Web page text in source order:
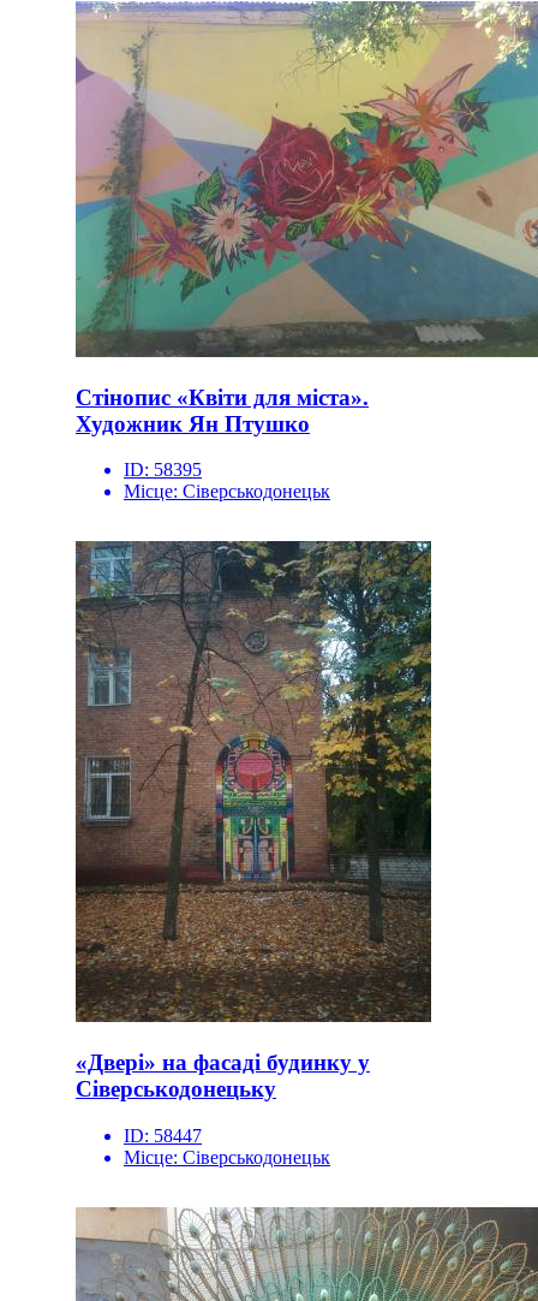
Стінопис «Квіти для міста».
Художник Ян Птушко
ID: 58395
Місце: Сіверськодонецьк
«Двері» на фасаді будинку у
Сіверськодонецьку
ID: 58447
Місце: Сіверськодонецьк